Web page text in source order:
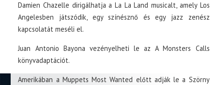
Damien Chazelle dirigálhatja a La La Land musicalt, amely Los
Angelesben játszódik, egy színésznő és egy jazz zenész
kapcsolatát meséli el.
Juan Antonio Bayona vezényelheti le az A Monsters Calls
könyvadaptációt.
Amerikában a Muppets Most Wanted előtt adják le a Szörny